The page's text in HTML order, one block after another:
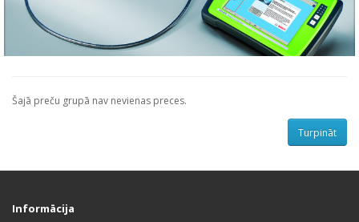
Šajā preču grupā nav nevienas preces.
Turpināt
Informācija